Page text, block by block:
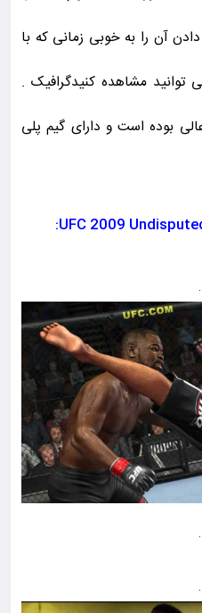
آن را به خوبی زمانی که با
مشاهده کنید
. گرافیک
بوده است و دارای گیم پلی